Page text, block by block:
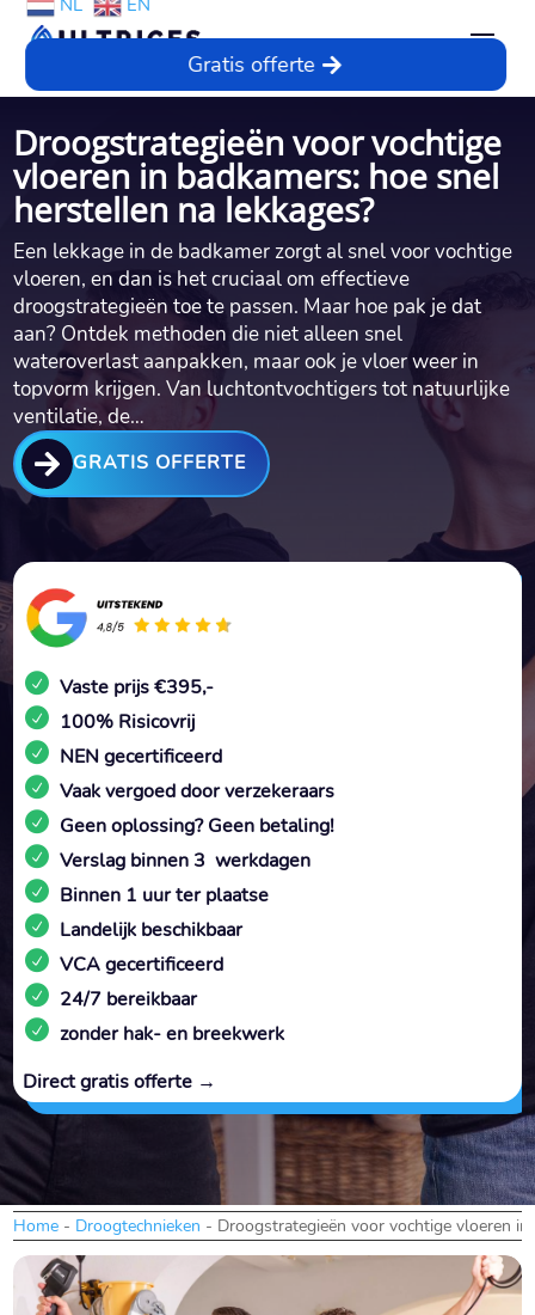
NL EN
Gratis offerte
Droogstrategieën voor vochtige
vloeren in badkamers: hoe snel
herstellen na lekkages?
Een lekkage in de badkamer zorgt al snel voor vochtige
vloeren, en dan is het cruciaal om effectieve
droogstrategieën toe te passen.​ Maar hoe pak je dat
aan? Ontdek methoden die niet alleen snel
wateroverlast aanpakken, maar ook je vloer weer in
topvorm krijgen.​ Van luchtontvochtigers tot natuurlijke
ventilatie, de…
 GRATIS OFFERTE
Vaste prijs €395,-
100% Risicovrij
NEN gecertificeerd
Vaak vergoed door verzekeraars
Geen oplossing? Geen betaling!
Verslag binnen 3 werkdagen
Binnen 1 uur ter plaatse
Landelijk beschikbaar
VCA gecertificeerd
24/7 bereikbaar
zonder hak- en breekwerk
Direct gratis offerte →
Home - Droogtechnieken - Droogstrategieën voor vochtige vloeren